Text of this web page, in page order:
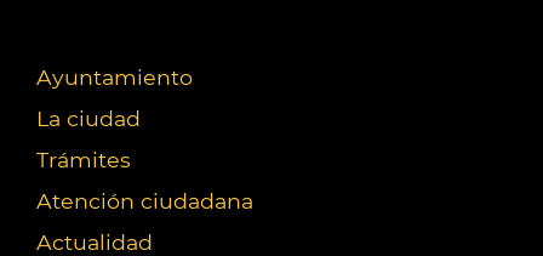
Ayuntamiento
La ciudad
Trámites
Atención ciudadana
Actualidad